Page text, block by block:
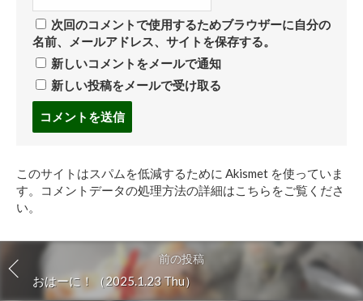
次回のコメントで使用するためブラウザーに自分の
名前、メールアドレス、サイトを保存する。
新しいコメントをメールで通知
新しい投稿をメールで受け取る
す
る
このサイトはスパムを低減するために Akismet を使っていま
す。
コメントデータの処理方法の詳細はこちらをご覧くださ
い。
前の投稿
おはーに！（2025.1.23 Thu）